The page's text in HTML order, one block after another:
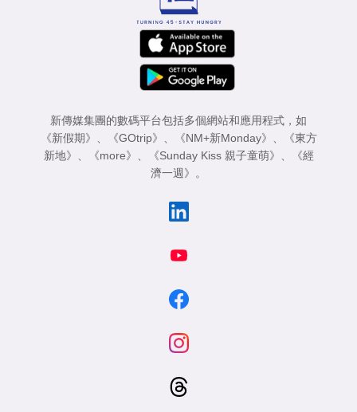
新傳媒集團的數碼平台包括多個網站和應用程式，如
《新假期》 、 《GOtrip》 、 《NM+新Monday》 、
《東方
新地》 、 《more》 、 《Sunday Kiss 親子童萌》 、
《經
濟一週》 。